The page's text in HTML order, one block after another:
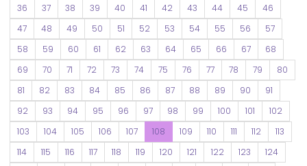
36
37 38 39 40 41 42 43 44 45
46
47
48 49 50 51 52 53 54 55 56
57
58
59 60 61 62 63 64 65 66 67
68
69
70 71 72 73 74 75 76 77 78 79
80
81
82 83 84 85 86 87 88 89 90
91
92
93 94 95 96 97 98 99 100 101
102
103
104 105 106 107 108 109 110 111 112
113
114
115 116 117 118 119 120 121 122 123
124